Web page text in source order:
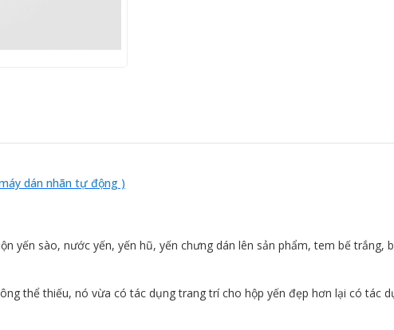
dán nhãn tự động )
yến sào, nước yến, yến hũ, yến chưng dán lên sản phẩm, tem bế trắng,
thể thiếu, nó vừa có tác dụng trang trí cho hộp yến đẹp hơn lại có tác